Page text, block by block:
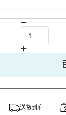
送货到府